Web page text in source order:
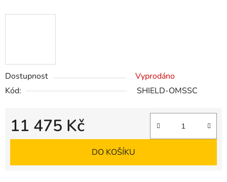
Dostupnost
Vyprodáno
Kód:
SHIELD-OMSSC
11 475 Kč
Měrná cena:
DO KOŠÍKU